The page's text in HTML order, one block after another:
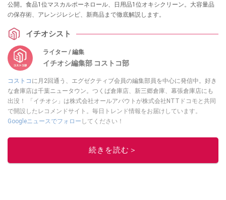
公開。食品1位マスカルポーネロール、日用品1位オキシクリーン。大容量品
の保存術、アレンジレシピ、新商品まで徹底解説します。
イチオシスト
ライター / 編集
イチオシ編集部 コストコ部
コストコ に月2回通う、エグゼクティブ会員の編集部員を中心に発信中。好き
な倉庫店は千葉ニュータウン。つくば倉庫店、新三郷倉庫、幕張倉庫店にも
出没！ 「イチオシ」は株式会社オールアバウトが株式会社NTTドコモと共同
で開設したレコメンドサイト。毎日トレンド情報をお届けしています。
Googleニュースでフォロー してください！
このイチオシストの他の記事を読む
続きを読む＞